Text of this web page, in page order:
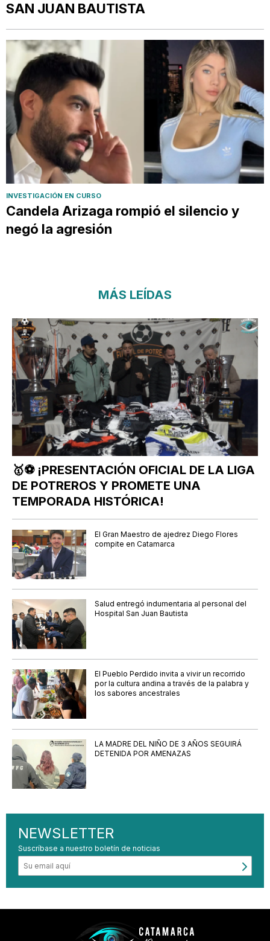
SAN JUAN BAUTISTA
INVESTIGACIÓN EN CURSO
Candela Arizaga rompió el silencio y
negó la agresión
MÁS LEÍDAS
🥇⚽ ¡PRESENTACIÓN OFICIAL DE LA LIGA
DE POTREROS Y PROMETE UNA
TEMPORADA HISTÓRICA!
El Gran Maestro de ajedrez Diego Flores
compite en Catamarca
Salud entregó indumentaria al personal del
Hospital San Juan Bautista
El Pueblo Perdido invita a vivir un recorrido
por la cultura andina a través de la palabra y
los sabores ancestrales
LA MADRE DEL NIÑO DE 3 AÑOS SEGUIRÁ
DETENIDA POR AMENAZAS
NEWSLETTER
Suscríbase a nuestro boletín de noticias